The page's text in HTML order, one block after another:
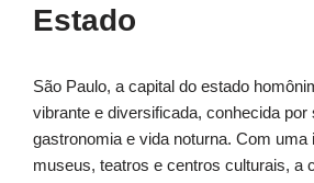
Estado
São Paulo, a capital do estado
vibrante e diversificada, conhecida por
gastronomia e vida noturna. Com uma
museus, teatros e centros culturais, a